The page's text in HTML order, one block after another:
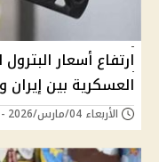
ارتفاع أسعار
العسكرية بين إيران
الأربعاء 04/مارس/2026 - 10:34 ص